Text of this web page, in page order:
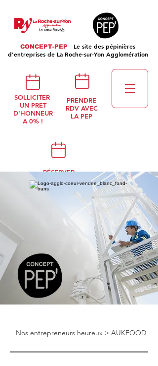
CONCEPT-PEP
Le site des pépinières
d'entreprises de La Roche-sur-Yon Agglomération
SOLLICITER
UN PRET
D'HONNEUR
A 0% !
PRENDRE
RDV AVEC
LA PEP
RÉSERVER
UNE SALLE
Nos entrepreneurs heureux > AUKFOOD